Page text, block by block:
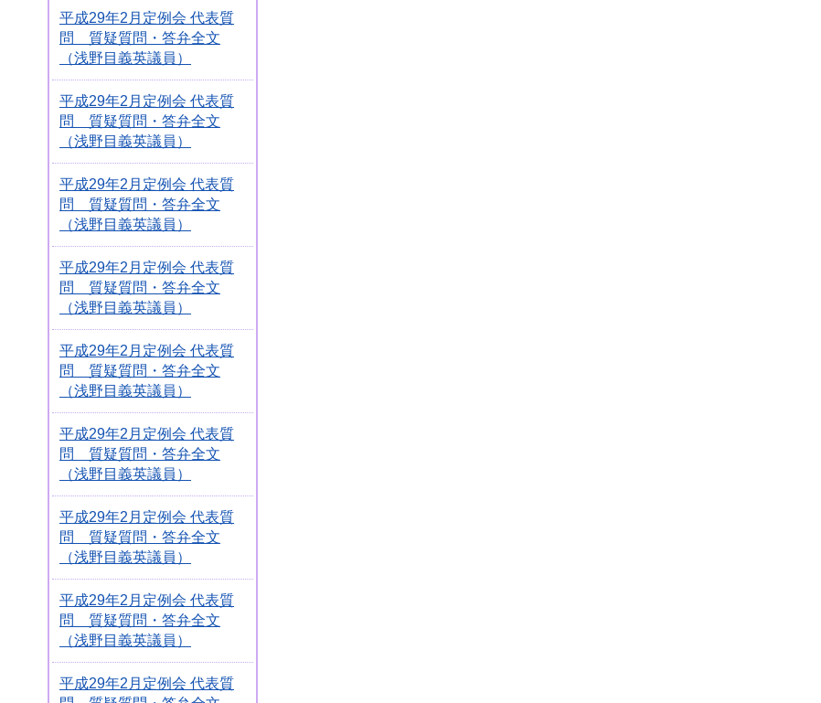
平成29年2月定例会 代表質
問 質疑質問・答弁全文
（浅野目義英議員）
平成29年2月定例会 代表質
問 質疑質問・答弁全文
（浅野目義英議員）
平成29年2月定例会 代表質
問 質疑質問・答弁全文
（浅野目義英議員）
平成29年2月定例会 代表質
問 質疑質問・答弁全文
（浅野目義英議員）
平成29年2月定例会 代表質
問 質疑質問・答弁全文
（浅野目義英議員）
平成29年2月定例会 代表質
問 質疑質問・答弁全文
（浅野目義英議員）
平成29年2月定例会 代表質
問 質疑質問・答弁全文
（浅野目義英議員）
平成29年2月定例会 代表質
問 質疑質問・答弁全文
（浅野目義英議員）
平成29年2月定例会 代表質